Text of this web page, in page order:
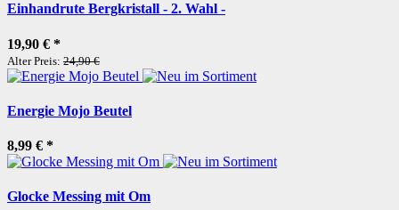
Einhandrute Bergkristall - 2. Wahl -
19,90 € *
Alter Preis: 24,90 €
Energie Mojo Beutel
8,99 € *
Glocke Messing mit Om